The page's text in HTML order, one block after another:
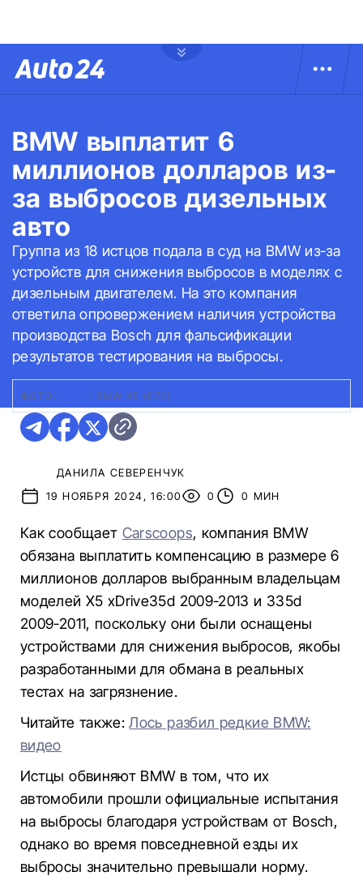
BMW выплатит 6
миллионов долларов из-
за выбросов дизельных
авто
Группа из 18 истцов подала в суд на BMW из-за
устройств для снижения выбросов в моделях с
дизельным двигателем. На это компания
ответила опровержением наличия устройства
производства Bosch для фальсификации
результатов тестирования на выбросы.
ФОТО: BMW X5 (E70)
ДАНИЛА СЕВЕРЕНЧУК
19 НОЯБРЯ 2024, 16:00
0 0 МИН
Как сообщает Carscoops, компания BMW
обязана выплатить компенсацию в размере 6
миллионов долларов выбранным владельцам
моделей X5 xDrive35d 2009-2013 и 335d
2009-2011, поскольку они были оснащены
устройствами для снижения выбросов, якобы
разработанными для обмана в реальных
тестах на загрязнение.
Читайте также:Лось разбил редкие BMW:
видео
Истцы обвиняют BMW в том, что их
автомобили прошли официальные испытания
на выбросы благодаря устройствам от Bosch,
однако во время повседневной езды их
выбросы значительно превышали норму.